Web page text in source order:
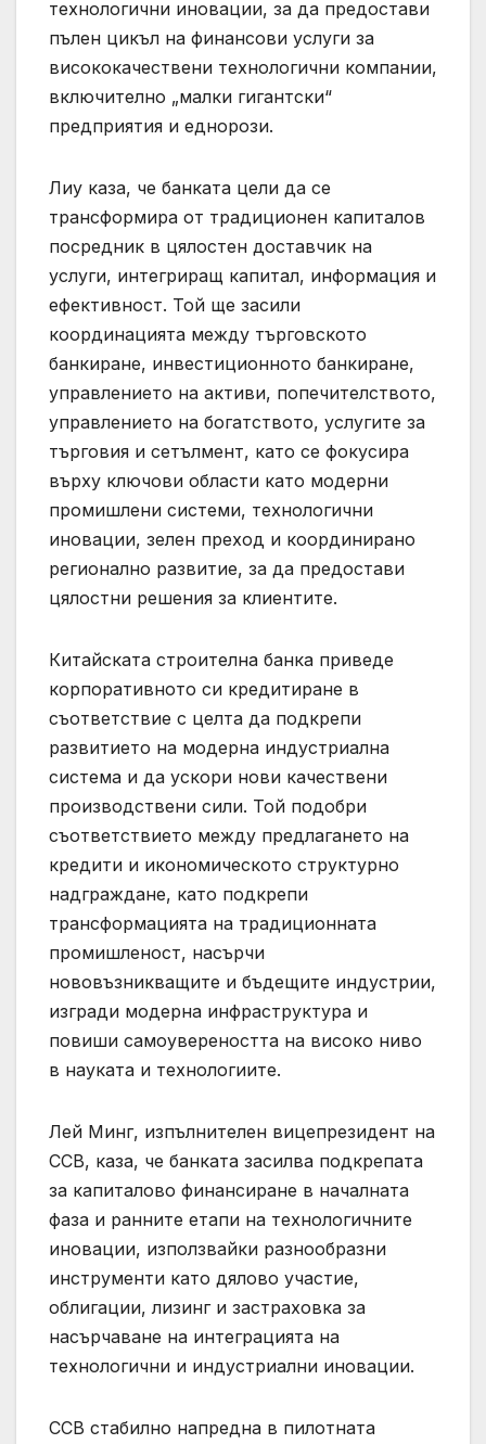
технологични иновации, за да предостави
пълен цикъл на финансови услуги за
висококачествени технологични компании,
включително „малки гигантски“
предприятия и еднорози.
Лиу каза, че банката цели да се
трансформира от традиционен капиталов
посредник в цялостен доставчик на
услуги, интегриращ капитал, информация и
ефективност. Той ще засили
координацията между търговското
банкиране, инвестиционното банкиране,
управлението на активи, попечителството,
управлението на богатството, услугите за
търговия и сетълмент, като се фокусира
върху ключови области като модерни
промишлени системи, технологични
иновации, зелен преход и координирано
регионално развитие, за да предостави
цялостни решения за клиентите.
Китайската строителна банка приведе
корпоративното си кредитиране в
съответствие с целта да подкрепи
развитието на модерна индустриална
система и да ускори нови качествени
производствени сили. Той подобри
съответствието между предлагането на
кредити и икономическото структурно
надграждане, като подкрепи
трансформацията на традиционната
промишленост, насърчи
нововъзникващите и бъдещите индустрии,
изгради модерна инфраструктура и
повиши самоувереността на високо ниво
в науката и технологиите.
Лей Минг, изпълнителен вицепрезидент на
CCB, каза, че банката засилва подкрепата
за капиталово финансиране в началната
фаза и ранните етапи на технологичните
иновации, използвайки разнообразни
инструменти като дялово участие,
облигации, лизинг и застраховка за
насърчаване на интеграцията на
технологични и индустриални иновации.
CCB стабилно напредна в пилотната